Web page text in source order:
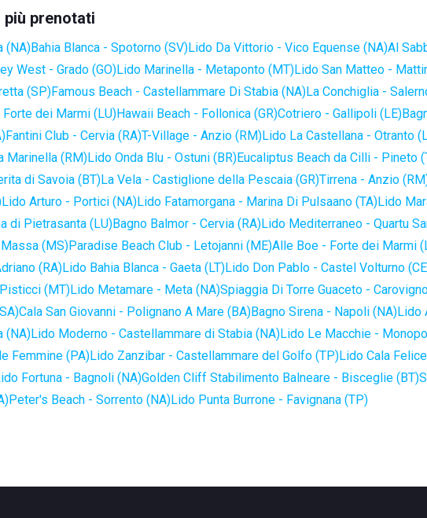
più prenotati
(NA)Bahia Blanca - Spotorno (SV)Lido Da Vittorio - Vico Equense (NA)Al
West - Grado (GO)Lido Marinella - Metaponto (MT)Lido San Matteo -
(SP)Famous Beach - Castellammare Di Stabia (NA)La Conchiglia -
dei Marmi (LU)Hawaii Beach - Follonica (GR)Cotriero - Gallipoli (LE)
Fantini Club - Cervia (RA)T-Village - Anzio (RM)Lido La Castellana - Otranto
Marinella (RM)Lido Onda Blu - Ostuni (BR)Eucaliptus Beach da Cilli - Pineto
di Savoia (BT)La Vela - Castiglione della Pescaia (GR)Tirrena - Anzio
Lido Arturo - Portici (NA)Lido Fatamorgana - Marina Di Pulsaano (TA)Lido
di Pietrasanta (LU)Bagno Balmor - Cervia (RA)Lido Mediterraneo - Quartu
(MS)Paradise Beach Club - Letojanni (ME)Alle Boe - Forte dei Marmi
(RA)Lido Bahia Blanca - Gaeta (LT)Lido Don Pablo - Castel Volturno
(MT)Lido Metamare - Meta (NA)Spiaggia Di Torre Guaceto -
Cala San Giovanni - Polignano A Mare (BA)Bagno Sirena - Napoli (NA)Lido
(NA)Lido Moderno - Castellammare di Stabia (NA)Lido Le Macchie -
Femmine (PA)Lido Zanzibar - Castellammare del Golfo (TP)Lido Cala
Fortuna - Bagnoli (NA)Golden Cliff Stabilimento Balneare - Bisceglie (BT)
Peter's Beach - Sorrento (NA)Lido Punta Burrone - Favignana (TP)